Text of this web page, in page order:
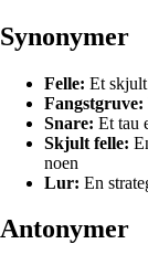
Synonymer
Felle: Et
Fangstgruve:
Snare: Et tau
Skjult felle:
noen
Lur: En
Antonymer